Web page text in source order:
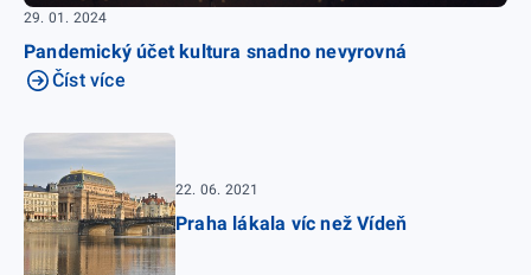
29. 01. 2024
Pandemický účet kultura snadno nevyrovná
Číst více
22. 06. 2021
Praha lákala víc než Vídeň